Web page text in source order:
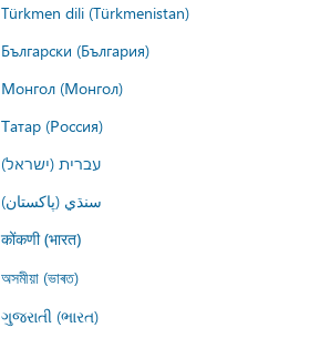
Türkmen dili (Türkmenistan)
Български (България)
Монгол (Монгол)
Татар (Россия)
עברית (ישראל)
سنڌي (پاکستان)
कोंकणी (भारत)
অসমীয়া (ভাৰত)
ગુજરાતી (ભારત)